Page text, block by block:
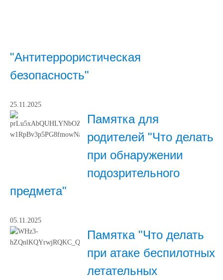
"Антитеррористическая
безопасность"
25.11.2025
Памятка для
родителей "Что делать
при обнаружении
подозрительного
предмета"
05.11.2025
Памятка "Что делать
при атаке беспилотных
летательных